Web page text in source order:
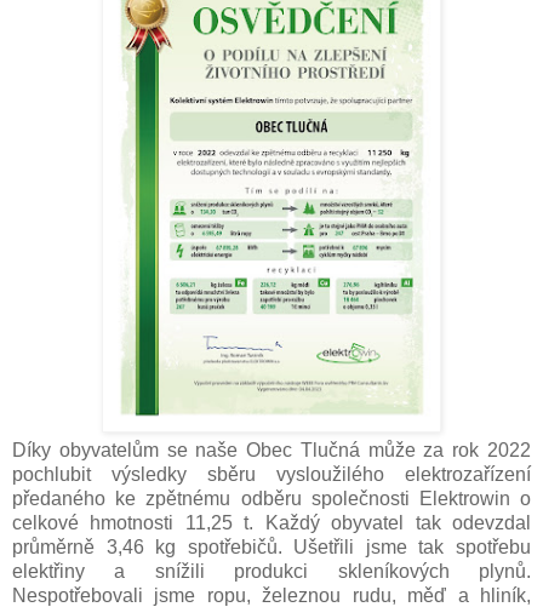
Díky obyvatelům se naše Obec Tlučná může za rok 2022
pochlubit výsledky sběru vysloužilého elektrozařízení
předaného ke zpětnému odběru společnosti Elektrowin o
celkové hmotnosti 11,25 t. Každý obyvatel tak odevzdal
průměrně 3,46 kg spotřebičů. Ušetřili jsme tak spotřebu
elektřiny a snížili produkci skleníkových plynů.
Nespotřebovali jsme ropu, železnou rudu, měď a hliník,